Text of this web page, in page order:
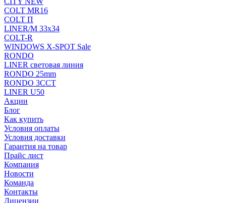
COLT MR16
COLT П
LINER/М 33х34
COLT-R
WINDOWS X-SPOT Sale
RONDO
LINER световая линия
RONDO 25mm
RONDO 3CCT
LINER U50
Акции
Блог
Как купить
Условия оплаты
Условия доставки
Гарантия на товар
Прайс лист
Компания
Новости
Команда
Контакты
Лицензии